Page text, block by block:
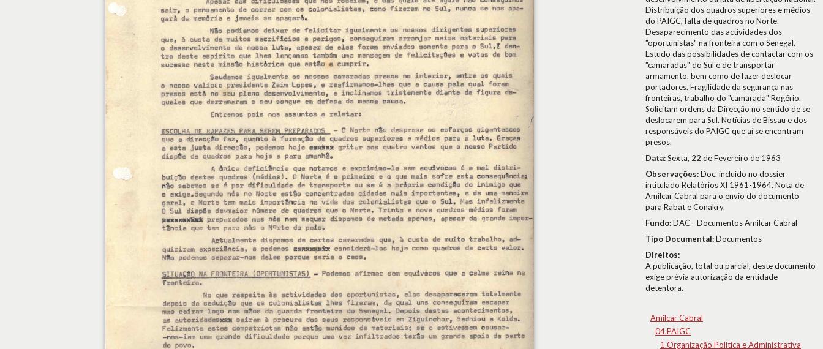
Distribuição dos quadros superiores e médios
do PAIGC, falta de quadros no Norte.
Desaparecimento das actividades dos
"oportunistas" na fronteira com o Senegal.
Estudo das possibilidades de contactar com os
"camaradas" do Sul e de transportar
armamento, bem como de fazer deslocar
portadores. Fragilidade da segurança nas
fronteiras, trabalho do "camarada" Rogério.
Solicitam ordens da Direcção no sentido de se
deslocarem para Sul. Notícias de Bissau e dos
responsáveis do PAIGC que aí se encontram
presos.
Data:Sexta, 22 de Fevereiro de 1963
Observações:Doc. incluído no dossier
intitulado Relatórios XI 1961-1964. Nota de
Amílcar Cabral para o envio do documento
para Rabat e Conakry.
Fundo:DAC - Documentos Amílcar Cabral
Tipo Documental:Documentos
Direitos:
A publicação, total ou parcial, deste documento
exige prévia autorização da entidade
detentora.
Amílcar Cabral
04.PAIGC
1.Organização Política e Administrativa